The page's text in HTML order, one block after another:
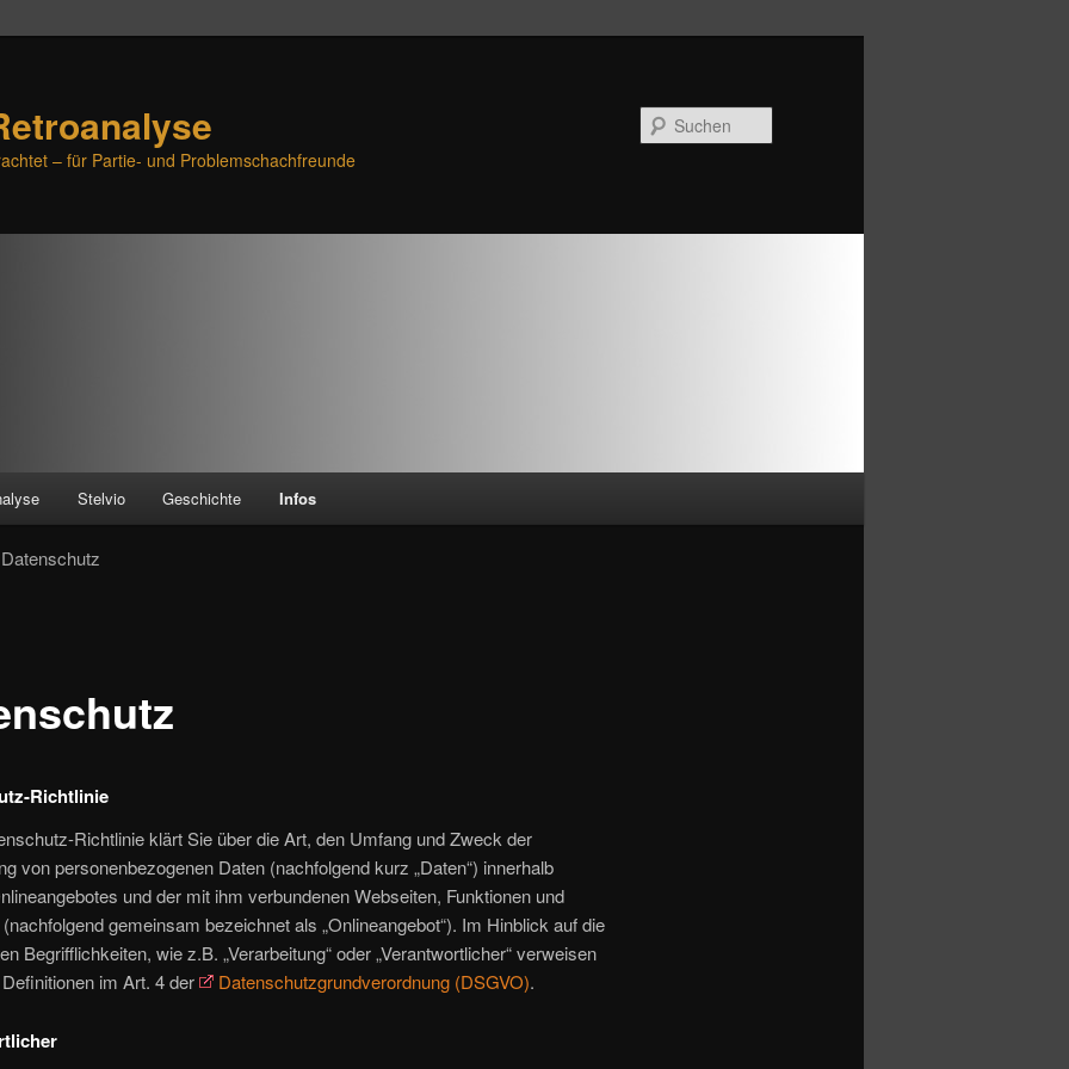
– für Partie- und Problemschachfreunde
Stelvio Geschichte Infos
Richtlinie
Richtlinie klärt Sie über die Art, den Umfang und Zweck der
von personenbezogenen Daten (nachfolgend kurz „Daten“) innerhalb
und der mit ihm verbundenen Webseiten, Funktionen und
gemeinsam bezeichnet als „Onlineangebot“). Im Hinblick auf die
Begrifflichkeiten, wie z.B. „Verarbeitung“ oder „Verantwortlicher“ verweisen
im Art. 4 der
Datenschutzgrundverordnung (DSGVO).